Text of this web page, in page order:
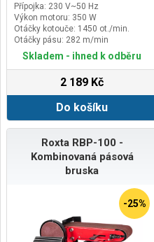
Přípojka: 230 V~50 Hz
Výkon motoru: 350 W
Otáčky kotouče: 1450 ot./min.
Otáčky pásu: 282 m/min
Skladem - ihned k odběru
2 189 Kč
Do košíku
Roxta RBP-100 -
Kombinovaná pásová
bruska
-25%